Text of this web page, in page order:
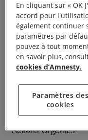
Tous bénévoles,
partageons la
humains.
Actions et
– Participation aux
Réfugiés, 10 Jours
Actions Urgentes
En cliquant sur « OK
accord pour
également continuer
paramètres par
pouvez à tout
en savoir plus,
cookies d’Amnesty.
Paramètres des
cookies